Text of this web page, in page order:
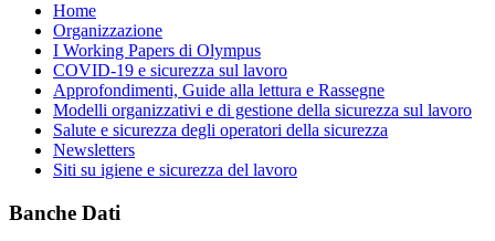
Home
Organizzazione
I Working Papers di Olympus
COVID-19 e sicurezza sul lavoro
Approfondimenti, Guide alla lettura e Rassegne
Modelli organizzativi e di gestione della sicurezza sul lavoro
Salute e sicurezza degli operatori della sicurezza
Newsletters
Siti su igiene e sicurezza del lavoro
Banche Dati